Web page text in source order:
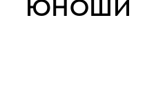
ЮНОШИ